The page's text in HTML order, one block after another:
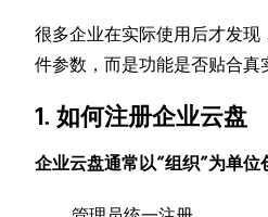
很多企业在实际使用后才发现
件参数，而是功能是否贴合真
1. 如何注册企业云盘
企业云盘通常以“组织”为单位